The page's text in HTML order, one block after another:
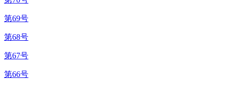
第69号
第68号
第67号
第66号